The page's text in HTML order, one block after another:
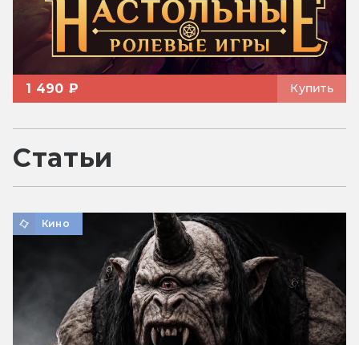
1 490 ₽ Купить
Статьи
Кино